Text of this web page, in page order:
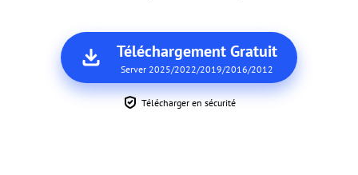
Téléchargement Gratuit
Server 2025/2022/2019/2016/2012
Télécharger en sécurité